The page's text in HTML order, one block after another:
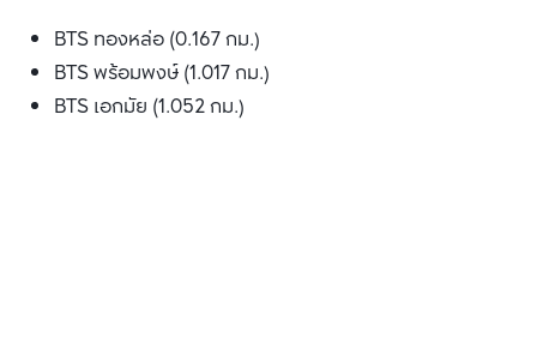
BTS ทองหล่อ (0.167 กม.)
BTS พร้อมพงษ์ (1.017 กม.)
BTS เอกมัย (1.052 กม.)